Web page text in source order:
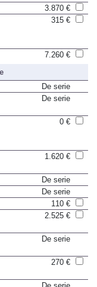
3.870 €
De serie
De serie
De serie
110 €